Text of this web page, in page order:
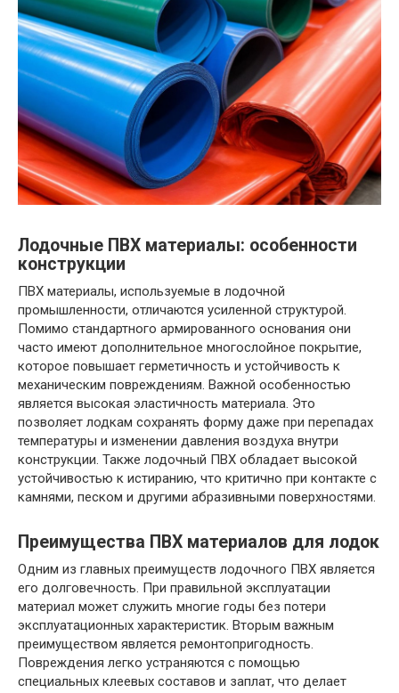
Лодочные ПВХ материалы: особенности
конструкции
ПВХ материалы, используемые в лодочной
промышленности, отличаются усиленной структурой.
Помимо стандартного армированного основания они
часто имеют дополнительное многослойное покрытие,
которое повышает герметичность и устойчивость к
механическим повреждениям. Важной особенностью
является высокая эластичность материала. Это
позволяет лодкам сохранять форму даже при перепадах
температуры и изменении давления воздуха внутри
конструкции. Также лодочный ПВХ обладает высокой
устойчивостью к истиранию, что критично при контакте с
камнями, песком и другими абразивными поверхностями.
Преимущества ПВХ материалов для лодок
Одним из главных преимуществ лодочного ПВХ является
его долговечность. При правильной эксплуатации
материал может служить многие годы без потери
эксплуатационных характеристик. Вторым важным
преимуществом является ремонтопригодность.
Повреждения легко устраняются с помощью
специальных клеевых составов и заплат, что делает